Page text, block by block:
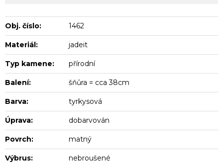
Obj. číslo: 1462
Materiál: jadeit
Typ kamene: přírodní
Balení: šňůra = cca 38cm
Barva: tyrkysová
Úprava: dobarvován
Povrch: matný
Výbrus: nebroušené